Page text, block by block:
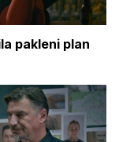
pakleni plan